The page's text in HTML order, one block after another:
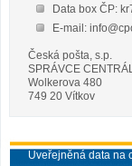
Data box ČP:
E-mail:
Česká pošta, s.p.
SPRÁVCE
Wolkerova 480
749 20 Vítkov
Uveřejněná data na